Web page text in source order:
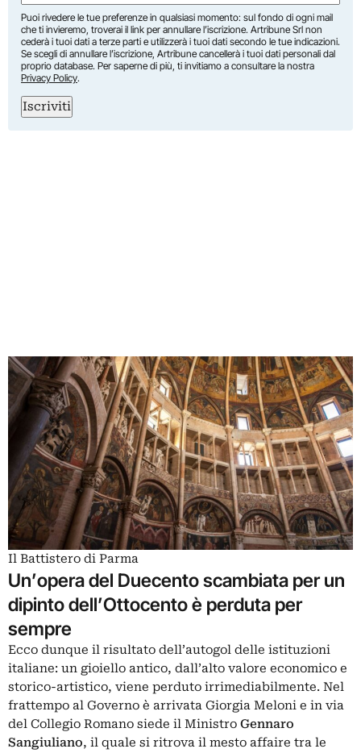
Puoi rivedere le tue preferenze in qualsiasi momento: sul fondo di ogni mail
che ti invieremo, troverai il link per annullare l’iscrizione. Artribune Srl non
cederà i tuoi dati a terze parti e utilizzerà i tuoi dati secondo le tue indicazioni.
Se scegli di annullare l’iscrizione, Artribune cancellerà i tuoi dati personali dal
proprio database. Per saperne di più, ti invitiamo a consultare la nostra
Privacy Policy.
Iscriviti
Il Battistero di Parma
Un’opera del Duecento scambiata per un
dipinto dell’Ottocento è perduta per
sempre
Ecco dunque il risultato dell’autogol delle istituzioni
italiane: un gioiello antico, dall’alto valore economico e
storico-artistico, viene perduto irrimediabilmente. Nel
frattempo al Governo è arrivata Giorgia Meloni e in via
del Collegio Romano siede il Ministro Gennaro
Sangiuliano, il quale si ritrova il mesto affaire tra le